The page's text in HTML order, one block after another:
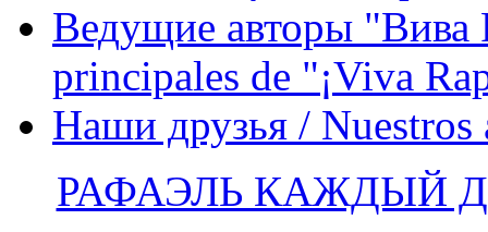
Ведущие авторы "Вива
principales de "¡Viva
Наши друзья / Nuestros
РАФАЭЛЬ КАЖДЫЙ